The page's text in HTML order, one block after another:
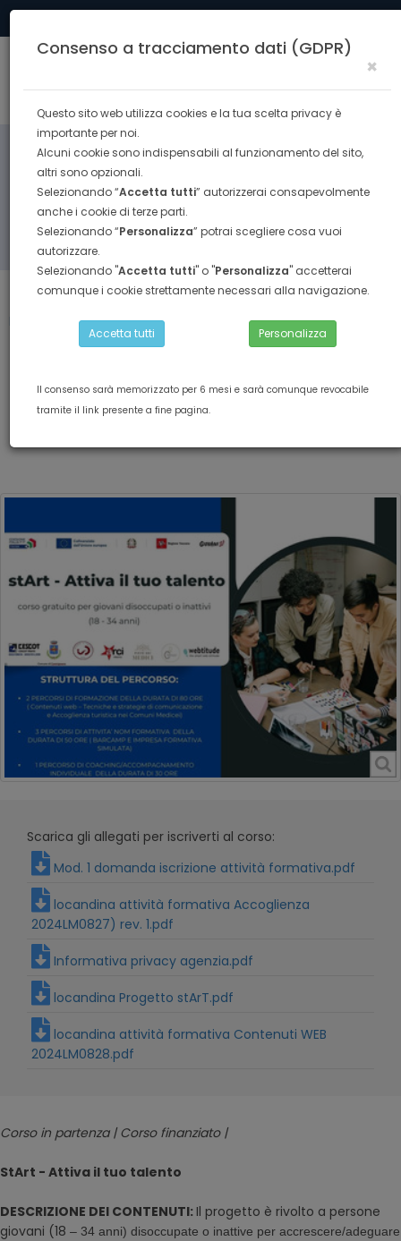
COMUNICAZIONE E MARKETING
start - attiva il tuo talento
Torna indietro
StArt - Attiva il tuo talento
Scarica gli allegati per iscriverti al corso:
Mod. 1 domanda iscrizione attività formativa.pdf
locandina attività formativa Accoglienza
2024LM0827) rev. 1.pdf
Informativa privacy agenzia.pdf
locandina Progetto stArT.pdf
locandina attività formativa Contenuti WEB
2024LM0828.pdf
Corso in partenza | Corso finanziato |
StArt - Attiva il tuo talento
DESCRIZIONE DEI CONTENUTI: Il progetto è rivolto a persone
giovani (18 – 34 anni) disoccupate o inattive per accrescere/adeguare
Consenso a tracciamento dati (GDPR)
×
Questo sito web utilizza cookies e la tua scelta privacy è
importante per noi.
Alcuni cookie sono indispensabili al funzionamento del sito,
altri sono opzionali.
Selezionando “Accetta tutti” autorizzerai consapevolmente
anche i cookie di terze parti.
Selezionando “Personalizza” potrai scegliere cosa vuoi
autorizzare.
Selezionando "Accetta tutti" o "Personalizza" accetterai
comunque i cookie strettamente necessari alla navigazione.
Accetta tutti Personalizza
Il consenso sarà memorizzato per 6 mesi e sarà comunque revocabile
tramite il link presente a fine pagina.